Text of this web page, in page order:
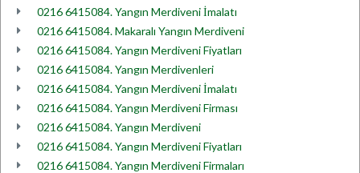
0216 6415084. Yangın Merdiveni İmalatı
0216 6415084. Makaralı Yangın Merdiveni
0216 6415084. Yangın Merdiveni Fiyatları
0216 6415084. Yangın Merdivenleri
0216 6415084. Yangın Merdiveni İmalatı
0216 6415084. Yangın Merdiveni Firması
0216 6415084. Yangın Merdiveni
0216 6415084. Yangın Merdiveni Fiyatları
0216 6415084. Yangın Merdiveni Firmaları